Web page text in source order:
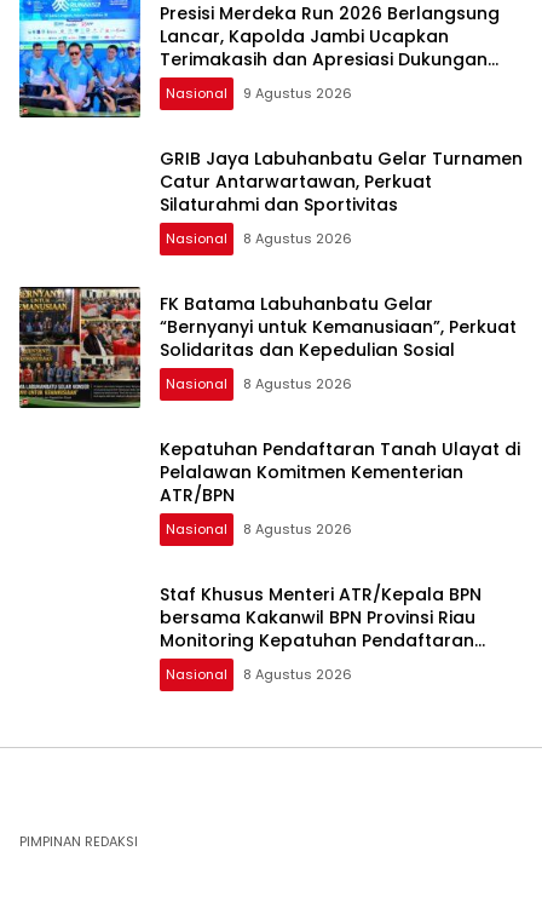
Presisi Merdeka Run 2026 Berlangsung
Lancar, Kapolda Jambi Ucapkan
Terimakasih dan Apresiasi Dukungan
Masyarakat
Nasional 9 Agustus 2026
GRIB Jaya Labuhanbatu Gelar Turnamen
Catur Antarwartawan, Perkuat
Silaturahmi dan Sportivitas
Nasional 8 Agustus 2026
FK Batama Labuhanbatu Gelar
“Bernyanyi untuk Kemanusiaan”, Perkuat
Solidaritas dan Kepedulian Sosial
Nasional 8 Agustus 2026
Kepatuhan Pendaftaran Tanah Ulayat di
Pelalawan Komitmen Kementerian
ATR/BPN
Nasional 8 Agustus 2026
Staf Khusus Menteri ATR/Kepala BPN
bersama Kakanwil BPN Provinsi Riau
Monitoring Kepatuhan Pendaftaran
Tanah Ulayat
Nasional 8 Agustus 2026
PIMPINAN REDAKSI